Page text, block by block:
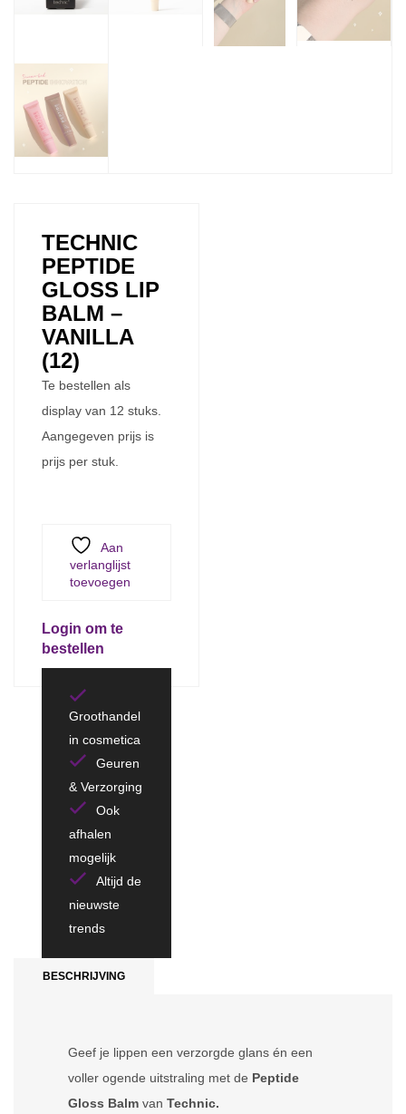
TECHNIC
PEPTIDE
GLOSS LIP
BALM –
VANILLA
(12)
Te bestellen als
display van 12 stuks.
Aangegeven prijs is
prijs per stuk.
Aan
verlanglijst
toevoegen
Login om te
bestellen
Groothandel
in cosmetica
Geuren
& Verzorging
Ook
afhalen
mogelijk
Altijd de
nieuwste
trends
BESCHRIJVING
Geef je lippen een verzorgde glans én een
voller ogende uitstraling met de Peptide
Gloss Balm van Technic.